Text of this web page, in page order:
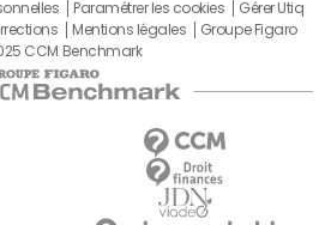
Paramétrer les cookies
Gérer Utiq
Mentions légales
Groupe Figaro
CCM Benchmark